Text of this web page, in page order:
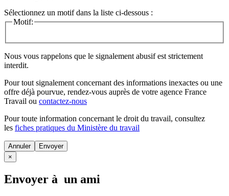
Sélectionnez un motif dans la liste ci-dessous :
Motif:
Nous vous rappelons que le signalement abusif est strictement
interdit.
Pour tout signalement concernant des informations inexactes ou une
offre déjà pourvue, rendez-vous auprès de votre agence France
Travail ou contactez-nous
Pour toute information concernant le droit du travail, consultez
les fiches pratiques du Ministère du travail
Annuler
×
Envoyer à un ami